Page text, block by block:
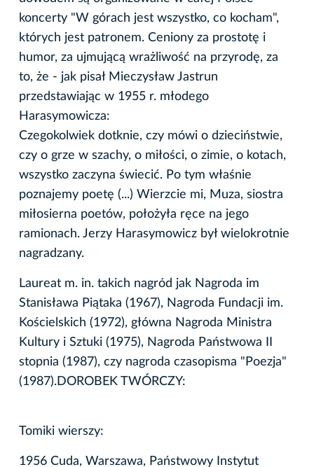
koncerty "W górach jest wszystko, co kocham",
których jest patronem. Ceniony za prostotę i
humor, za ujmującą wrażliwość na przyrodę, za
to, że - jak pisał Mieczysław Jastrun
przedstawiając w 1955 r. młodego
Harasymowicza:
Czegokolwiek dotknie, czy mówi o dzieciństwie,
czy o grze w szachy, o miłości, o zimie, o kotach,
wszystko zaczyna świecić. Po tym właśnie
poznajemy poetę (...) Wierzcie mi, Muza, siostra
miłosierna poetów, położyła ręce na jego
ramionach. Jerzy Harasymowicz był wielokrotnie
nagradzany.
Laureat m. in. takich nagród jak Nagroda im
Stanisława Piątaka (1967), Nagroda Fundacji im.
Kościelskich (1972), główna Nagroda Ministra
Kultury i Sztuki (1975), Nagroda Państwowa II
stopnia (1987), czy nagroda czasopisma "Poezja"
(1987).DOROBEK TWÓRCZY:
Tomiki wierszy:
1956 Cuda, Warszawa, Państwowy Instytut